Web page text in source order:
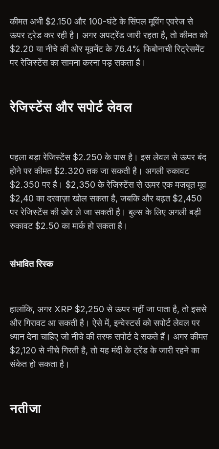
कीमत अभी $2.150 और 100-घंटे के सिंपल मूविंग एवरेज से
ऊपर ट्रेड कर रही है। अगर अपट्रेंड जारी रहता है, तो कीमत को
$2.20 या नीचे की ओर मूवमेंट के 76.4% फिबोनाची रिट्रेसमेंट
पर रेजिस्टेंस का सामना करना पड़ सकता है।
रेजिस्टेंस और सपोर्ट लेवल
पहला बड़ा रेजिस्टेंस $2.250 के पास है। इस लेवल से ऊपर बंद
होने पर कीमत $2.320 तक जा सकती है। अगली रुकावट
$2.350 पर है। $2,350 के रेजिस्टेंस से ऊपर एक मजबूत मूव
$2,40 का दरवाज़ा खोल सकता है, जबकि और बढ़त $2,450
पर रेजिस्टेंस की ओर ले जा सकती है। बुल्स के लिए अगली बड़ी
रुकावट $2.50 का मार्क हो सकता है।
संभावित रिस्क
हालांकि, अगर XRP $2,250 से ऊपर नहीं जा पाता है, तो इससे
और गिरावट आ सकती है। ऐसे में, इन्वेस्टर्स को सपोर्ट लेवल पर
ध्यान देना चाहिए जो नीचे की तरफ सपोर्ट दे सकते हैं। अगर कीमत
$2,120 से नीचे गिरती है, तो यह मंदी के ट्रेंड के जारी रहने का
संकेत हो सकता है।
नतीजा